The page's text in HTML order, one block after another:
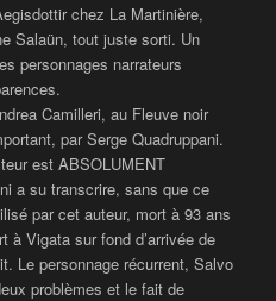
chez La Martinière,
Salaün, tout juste sorti. Un
personnages narrateurs
Camilleri, au Fleuve noir
par Serge Quadruppani.
est ABSOLUMENT
a su transcrire, sans que ce
par cet auteur, mort à 93 ans
à Vigata sur fond d’arrivée de
Le personnage récurrent, Salvo
problèmes et le fait de